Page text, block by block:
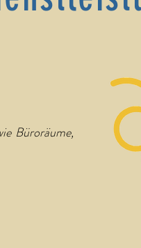
Büroräume,